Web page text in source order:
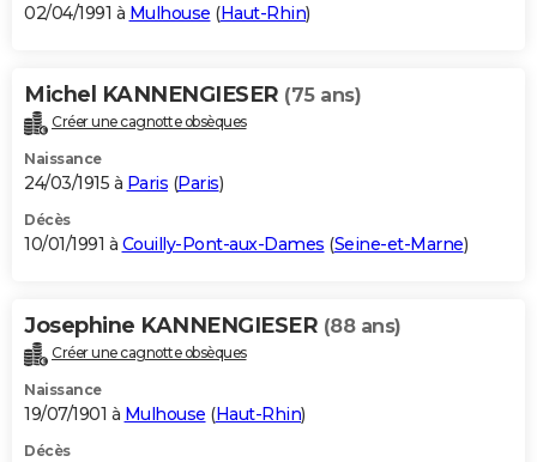
02/04/1991 à Mulhouse (Haut-Rhin)
Michel KANNENGIESER (75 ans)
Créer une cagnotte obsèques
Naissance
24/03/1915 à Paris (Paris)
Décès
10/01/1991 à Couilly-Pont-aux-Dames (Seine-et-Marne)
Josephine KANNENGIESER (88 ans)
Créer une cagnotte obsèques
Naissance
19/07/1901 à Mulhouse (Haut-Rhin)
Décès